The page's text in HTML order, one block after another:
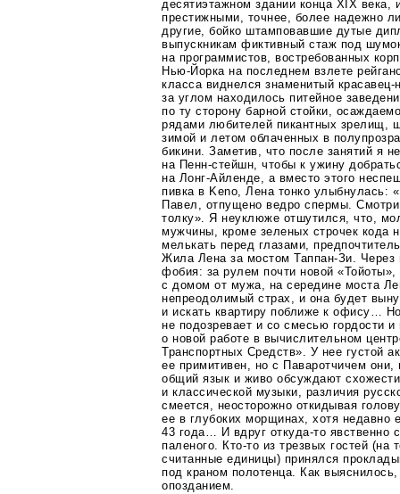
десятиэтажном здании конца XIX века,
престижными, точнее, более надежно
другие, бойко штамповавшие дутые
выпускникам фиктивный стаж под
на программистов, востребованных
Нью-Йоркана последнем взлете
класса виднелся знаменитый красавец-
за углом находилось питейное
по ту сторону барной стойки,
рядами любителей пикантных зрелищ,
зимой и летом облаченных в
бикини. Заметив, что после занятий я
на Пенн-стейшн, чтобы к ужину
на Лонг-Айленде, а вместо этого
пивка в Keno, Лена тонко улыбнулась:
Павел, отпущено ведро спермы.
толку». Я неуклюже отшутился, что,
мужчины, кроме зеленых строчек кода
мелькать перед глазами,
Жила Лена за мостомТаппан-Зи. Через
фобия: за рулем почти новой
с домом от мужа, на середине моста
непреодолимый страх, и она будет
и искать квартиру поближе к офису…
не подозревает и со смесью гордости и
о новой работе в вычислительном
Транспортных Средств». У нее густой
ее примитивен, но с Паваротчичем они,
общий язык и живо обсуждают
и классической музыки, различия
смеется, неосторожно откидывая
ее в глубоких морщинах, хотя недавно
43 года… И вдруг откуда-то явственно
паленого. Кто-то из трезвых гостей (на
считанные единицы) принялся
под краном полотенца. Как
опозданием.